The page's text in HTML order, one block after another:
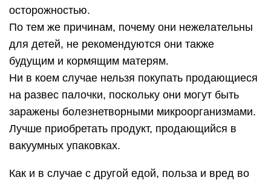
осторожностью.
По тем же причинам, почему они нежелательны
для детей, не рекомендуются они также
будущим и кормящим матерям.
Ни в коем случае нельзя покупать продающиеся
на развес палочки, поскольку они могут быть
заражены болезнетворными микроорганизмами.
Лучше приобретать продукт, продающийся в
вакуумных упаковках.
Как и в случае с другой едой, польза и вред во